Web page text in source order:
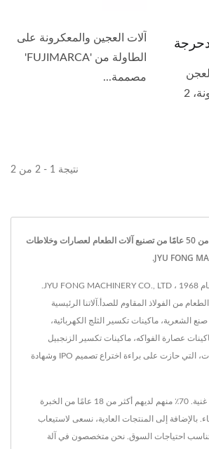
العجين وصنع المعكرونة، 2
آلات العجين والمعكرونة على
الطاولة من 'FUJIMARCA'
مصممة...
نتيجة 1 - 2 من 2
آلة صنع الشعرية | أكثر من 50 عامًا من تصنيع آلات الطعام لعصارات وخلاطات
من الفولاذ المقاوم للصدأ.آلاتنا الرئيسية
الشعرية، ماكينات تكسير الثلج الكهربائية،
عصارة الفواكه، ماكينات تكسير الزنجبيل
وماكينات قطع الخضروات، التي حازت على براءة اختراع تصميم IPO وشهادة
لدينا موظفون ذوو خبرة غنية. 70٪ منهم لديهم أكثر من 18 عامًا من الخبرة
بالإضافة إلى المنتجات العادية، نسعى لاستيعاب
احتياجات السوق. نحن متخصصون في آلة